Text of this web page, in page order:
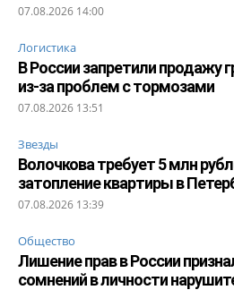
07.08.2026 14:00
Логистика
В России запретили продажу
из-за проблем с тормозами
07.08.2026 13:51
Звезды
Волочкова требует 5 млн
затопление квартиры в
07.08.2026 13:39
Общество
Лишение прав в России
сомнений в личности